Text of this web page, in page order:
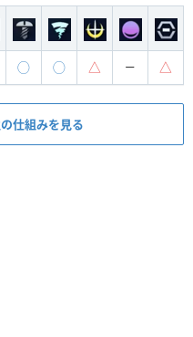
◯ ◯ △ ー △
仕組みを見る